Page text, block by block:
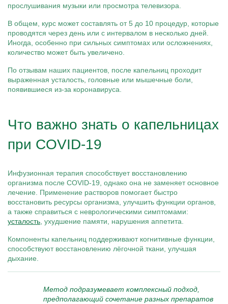
прослушивания музыки или просмотра телевизора.
В общем, курс может составлять от 5 до 10 процедур, которые
проводятся через день или с интервалом в несколько дней.
Иногда, особенно при сильных симптомах или осложнениях,
количество может быть увеличено.
По отзывам наших пациентов, после капельниц проходит
выраженная усталость, головные или мышечные боли,
появившиеся из-за коронавируса.
Что важно знать о капельницах
при COVID-19
Инфузионная терапия способствует восстановлению
организма после COVID-19, однако она не заменяет основное
лечение. Применение растворов помогает быстро
восстановить ресурсы организма, улучшить функции органов,
а также справиться с неврологическими симптомами:
усталость , ухудшение памяти, нарушения аппетита.
Компоненты капельниц поддерживают когнитивные функции,
способствуют восстановлению лёгочной ткани, улучшая
дыхание.
Метод подразумевает комплексный подход,
предполагающий сочетание разных препаратов